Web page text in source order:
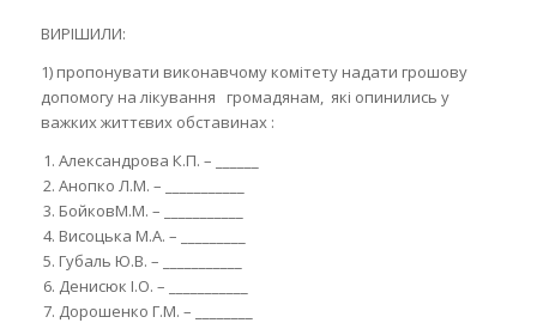
ВИРІШИЛИ:
1) пропонувати виконавчому комітету надати грошову
допомогу на лікування громадянам, які опинились у
важких життєвих обставинах :
Александрова К.П. – ______
Анопко Л.М. – ___________
БойковМ.М. – ___________
Висоцька М.А. – _________
Губаль Ю.В. – ___________
Денисюк І.О. – ___________
Дорошенко Г.М. – ________